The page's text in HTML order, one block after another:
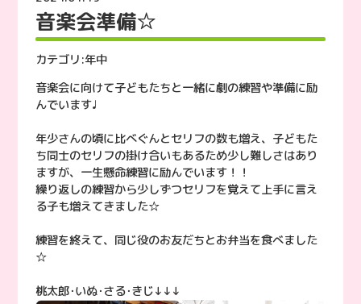
音楽会準備☆
カテゴリ:年中
音楽会に向けて子どもたちと一緒に劇の練習や準備に励
んでいます♩
年少さんの頃に比べぐんとセリフの数も増え、子どもた
ち同士のセリフの掛け合いもあるため少し難しさはあり
ますが、一生懸命練習に励んでいます！！
繰り返しの練習から少しずつセリフを覚えて上手に言え
る子も増えてきました☆
練習を終えて、同じ役のお友だちとお弁当を食べました
☆
桃太郎･いぬ･さる･きじ↓↓↓